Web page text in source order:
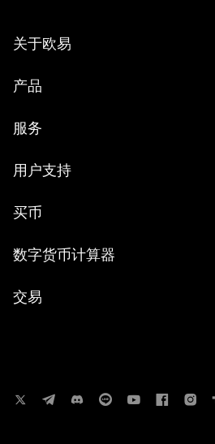
关于欧易
产品
服务
用户支持
买币
数字货币计算器
交易